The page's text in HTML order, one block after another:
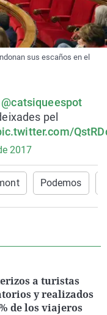
sus escaños en el
@catsiqueespot
pel
2017
Podemos
a turistas
y realizados
de los viajeros